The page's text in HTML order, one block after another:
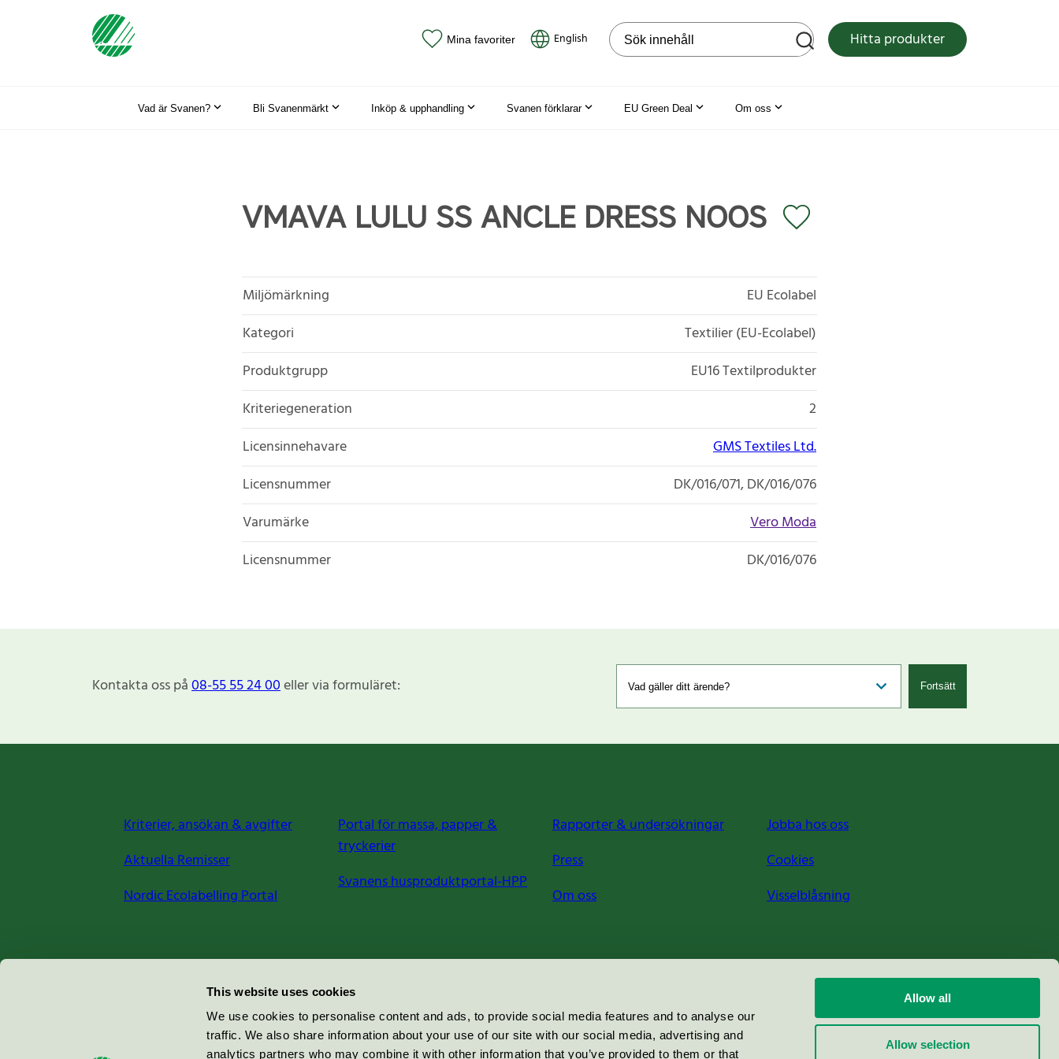
This website uses cookies
We use cookies to personalise content and ads, to provide social media features and to analyse our
traffic. We also share information about your use of our site with our social media, advertising and
analytics partners who may combine it with other information that you’ve provided to them or that
Allow all
Allow selection
Mina favoriter English Sök på webbplatsen Hitta produkter
Vad är Svanen? Bli Svanenmärkt Inköp & upphandling Svanen förklarar EU Green Deal Om oss
VMAVA LULU SS ANCLE DRESS NOOS
Miljömärkning
EU Ecolabel
Kategori
Textilier (EU-Ecolabel)
Produktgrupp
EU16 Textilprodukter
Kriteriegeneration
2
Licensinnehavare
GMS Textiles Ltd.
Licensnummer
DK/016/071, DK/016/076
Varumärke
Vero Moda
Licensnummer
DK/016/076
Kontakta oss på08-55 55 24 00eller via formuläret: Fortsätt
Kriterier, ansökan & avgifter
Aktuella Remisser
Nordic Ecolabelling Portal
Portal för massa, papper &
tryckerier
Svanens husproduktportal-HPP
Rapporter & undersökningar
Press
Om oss
Jobba hos oss
Cookies
Visselblåsning
Miljömärkning Sverige AB
100 64